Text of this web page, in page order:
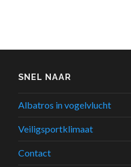
SNEL NAAR
Albatros in vogelvlucht
Veiligsportklimaat
Contact